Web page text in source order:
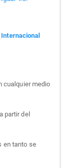
cualquier medio
partir del
en tanto se